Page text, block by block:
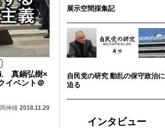
真鍋弘樹×
イベント＠
伸雄 2018.11.20
展示空間採集記
自民党の研究 動乱の保守政治に
迫る
インタビュー